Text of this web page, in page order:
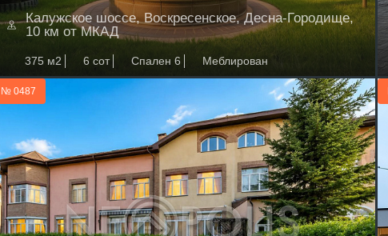
Калужское шоссе, Воскресенское, Десна-Городище,
10 км от МКАД
375 м2 6 сот Спален 6 Меблирован
№ 0487